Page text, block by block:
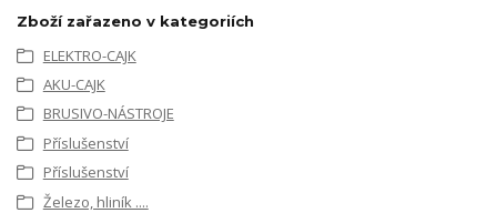
Zboží zařazeno v kategoriích
ELEKTRO-CAJK
AKU-CAJK
BRUSIVO-NÁSTROJE
Příslušenství
Příslušenství
Železo, hliník ....